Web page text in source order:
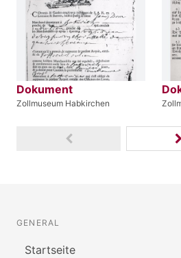
Dokument
Zollmuseum Habkirchen
GENERAL
Startseite